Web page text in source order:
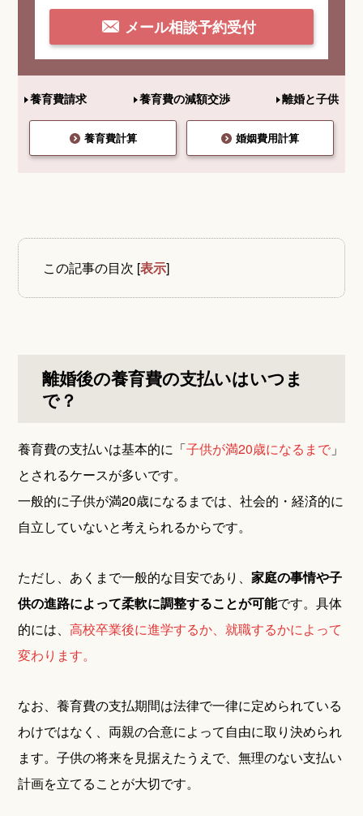
メール相談予約受付
養育費請求 養育費の減額交渉 離婚と子供
養育費計算 婚姻費用計算
この記事の目次 [表示]
離婚後の養育費の支払いはいつま
で？
養育費の支払いは基本的に「子供が満20歳になるまで 」
とされるケースが多いです。
一般的に子供が満20歳になるまでは、社会的・経済的に
自立していないと考えられるからです。
ただし、あくまで一般的な目安であり、家庭の事情や子
供の進路によって柔軟に調整することが可能です。具体
的には、高校卒業後に進学するか、就職するかによって
変わります。
なお、養育費の支払期間は法律で一律に定められている
わけではなく、両親の合意によって自由に取り決められ
ます。子供の将来を見据えたうえで、無理のない支払い
計画を立てることが大切です。